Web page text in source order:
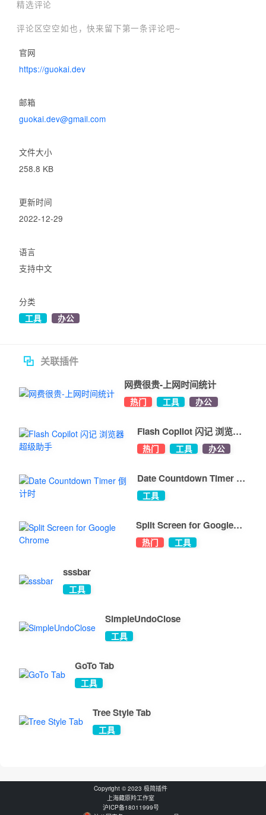
拟时钟。
另外，扩展图标本身也可以显示时间（但默认未开启该功能）。
在扩展选项-时钟里，可以设置:
• 是否显示秒
• 是否显示日期
在浏览器扩展快捷键设置中（chrome://extensions/shortcuts）可以
为”查看时间“和”语音报时“设置快捷键。
关于提醒方式
• 语音播报：通过语音引擎播报当前时间或设置的提醒内容。
开扬声器或音量太小也会听不到。
系统通知如果自动消失也可能错过。所以：
• 因为整点报时不是非常重要的事情，错过也没关系，所以报时提醒
• 自定义提醒可能是比较重要的事情，所以为了防止遗漏，默认是一
间，几分钟后自动关闭或需要手工关闭（即不会自动消失）。
关于语音引擎
语音引擎，即文本转语音（Text-to-Speech，简称 TTS），包括操作
设置中自行调整，后者依赖网络连接。操作系统自带语音效果一般，
语音报时和自定义提醒功能使用 TTS 播报时间和自定义内容，在扩
展选项-语音设置中可以设置语音引擎。每种语音通常只支持一种语
精选评论
评论区空空如也，快来留下第一条评论吧~
官网
https://guokai.dev
邮箱
guokai.dev@gmail.com
文件大小
258.8 KB
更新时间
2022-12-29
语言
支持中文
分类
工具 办公
关联插件
网费很贵-上网时间统计
热门 工具 办公
Flash Copilot 闪记 浏览器
超级助手
热门 工具 办公
Date Countdown Timer 倒
计时
工具
Split Screen for Google
Chrome
热门 工具
sssbar
工具
SimpleUndoClose
工具
GoTo Tab
工具
Tree Style Tab
工具
Copyright © 2023 极简插件
上海藏原羚工作室
沪ICP备18011999号